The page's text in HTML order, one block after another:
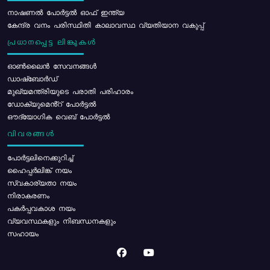
നാഷണൽ പോർട്ടൽ ഓഫ് ഇന്ത്യ
കേന്ദ്ര വനം പരിസ്ഥിതി കാലാവസ്ഥ വ്യതിയാന വകുപ്പ്
പ്രധാനപ്പെട്ട ലിങ്കുകൾ
ഓൺലൈൻ സേവനങ്ങൾ
ഡാഷ്ബോർഡ്
മുഖ്യമന്ത്രിയുടെ പരാതി പരിഹാരം
ഡോക്യുമെൻ്റ് പോർട്ടൽ
ഔദ്യോഗിക വെബ് പോർട്ടൽ
വിവരങ്ങൾ
പോര്‍ട്ടലിനെക്കുറിച്ച്
ഹൈപ്പർലിങ്ക് നയം
സ്വകാര്യതാ നയം
നിരാകരണം
പകർപ്പവകാശ നയം
വ്യവസ്ഥകളും നിബന്ധനകളും
സഹായം